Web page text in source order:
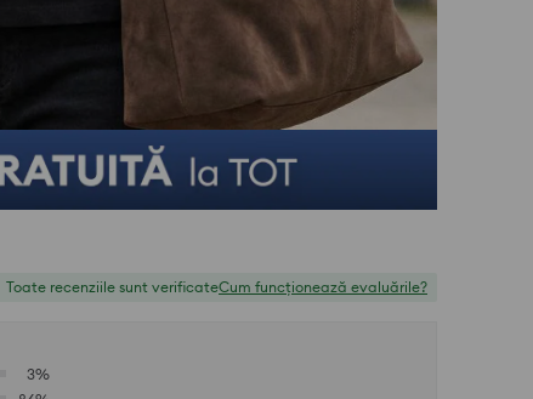
Toate recenziile sunt verificateCum funcționează evaluările?
3%